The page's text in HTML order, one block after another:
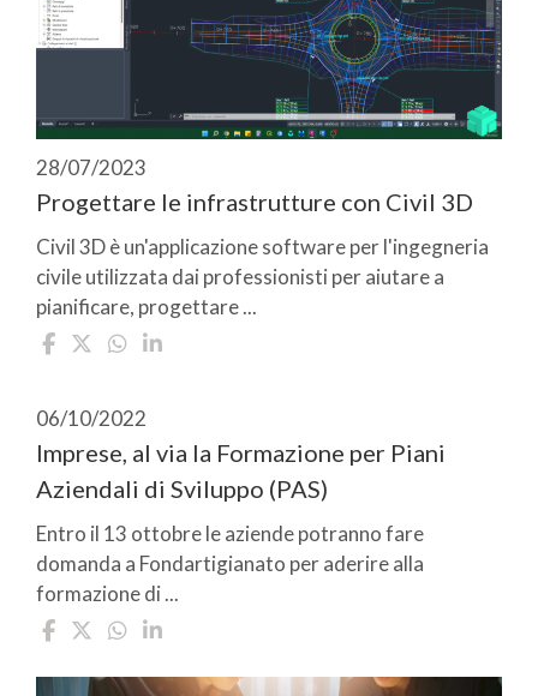
28/07/2023
Progettare le infrastrutture con Civil 3D
Civil 3D è un'applicazione software per l'ingegneria
civile utilizzata dai professionisti per aiutare a
pianificare, progettare ...
06/10/2022
Imprese, al via la Formazione per Piani
Aziendali di Sviluppo (PAS)
Entro il 13 ottobre le aziende potranno fare
domanda a Fondartigianato per aderire alla
formazione di ...